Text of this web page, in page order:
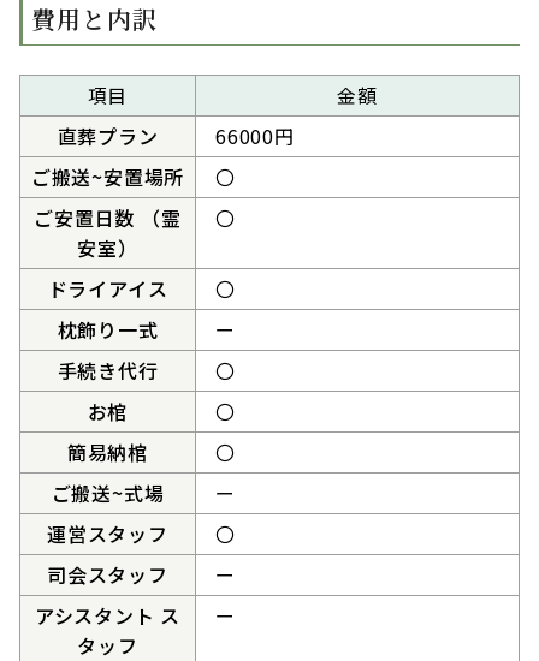
費用と内訳
項目
金額
直葬プラン
66000円
ご搬送~安置場所
〇
ご安置日数 （霊
安室）
〇
ドライアイス
〇
枕飾り一式
ー
手続き代行
〇
お棺
〇
簡易納棺
〇
ご搬送~式場
ー
運営スタッフ
〇
司会スタッフ
ー
アシスタント ス
タッフ
ー